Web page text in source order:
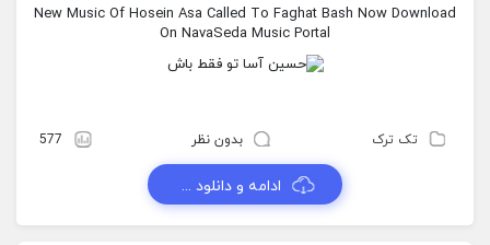
New Music Of Hosein Asa Called To Faghat Bash Now Download
On NavaSeda Music Portal
تک ترک بدون نظر 577
ادامه و دانلود ...